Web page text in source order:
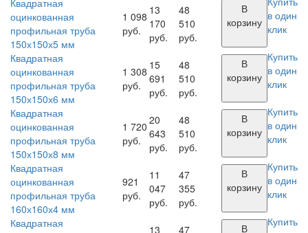
Квадратная
оцинкованная
профильная труба
150х150х5 мм
1 098
руб.
13
170
руб.
48
510
руб.
В
корзину в один
клик
Квадратная
оцинкованная
профильная труба
150х150х6 мм
1 308
руб.
15
691
руб.
48
510
руб.
В
корзину
Купить
в один
клик
Квадратная
оцинкованная
профильная труба
150х150х8 мм
1 720
руб.
20
643
руб.
48
510
руб.
В
корзину
Купить
в один
клик
Квадратная
оцинкованная
профильная труба
160х160х4 мм
921
руб.
11
047
руб.
47
355
руб.
В
корзину
Купить
в один
клик
Квадратная
13 47 В
Купить